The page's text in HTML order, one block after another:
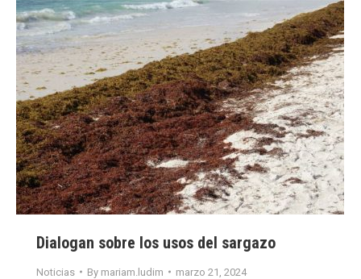
Dialogan sobre los usos del sargazo
Noticias By mariam.ludim marzo 21, 2024